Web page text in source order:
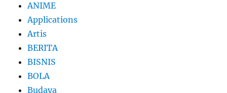
ANIME
Applications
Artis
BERITA
BISNIS
BOLA
Budaya